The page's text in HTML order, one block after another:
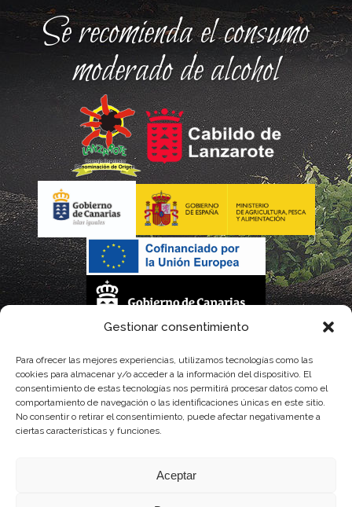
Gestionar consentimiento
Para ofrecer las mejores experiencias, utilizamos tecnologías como las
cookies para almacenar y/o acceder a la información del dispositivo. El
consentimiento de estas tecnologías nos permitirá procesar datos como el
comportamiento de navegación o las identificaciones únicas en este sitio.
No consentir o retirar el consentimiento, puede afectar negativamente a
ciertas características y funciones.
Aceptar
Se recomienda el consumo
moderado de alcohol
parcialmente, por el Gobierno de Canarias
con fondos provenientes del presupuesto de gastos del Instituto Canario de
Calidad Agroalimentaria